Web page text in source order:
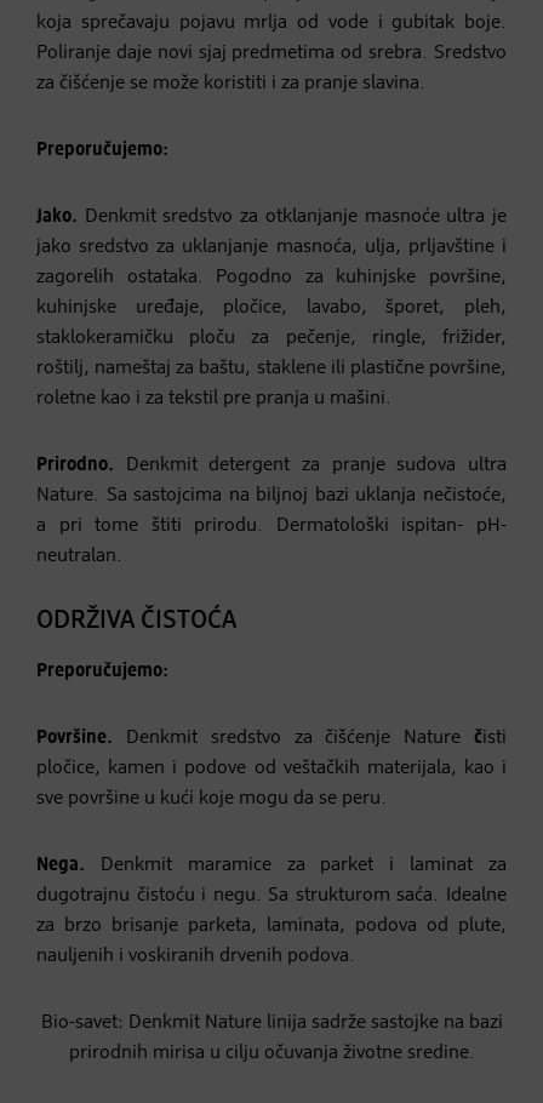
koja sprečavaju pojavu mrlja od vode i gubitak boje.
Poliranje daje novi sjaj predmetima od srebra. Sredstvo
za čišćenje se može koristiti i za pranje slavina.
Preporučujemo:
Jako.
Denkmit sredstvo za otklanjanje masnoće ultra je
jako sredstvo za uklanjanje masnoća, ulja, prljavštine i
zagorelih ostataka. Pogodno za kuhinjske površine,
kuhinjske uređaje, pločice, lavabo, šporet, pleh,
staklokeramičku ploču za pečenje, ringle, frižider,
roštilj, nameštaj za baštu, staklene ili plastične površine,
roletne kao i za tekstil pre pranja u mašini.
Prirodno.
Denkmit detergent za pranje sudova ultra
Nature. Sa sastojcima na biljnoj bazi uklanja nečistoće,
a pri tome štiti prirodu. Dermatološki ispitan- pH-
neutralan.
ODRŽIVA ČISTOĆA
Preporučujemo:
Površine. Denkmit sredstvo za čišćenje Nature čisti
pločice, kamen i podove od veštačkih materijala, kao i
sve površine u kući koje mogu da se peru.
Nega.
Denkmit maramice za parket i laminat za
dugotrajnu čistoću i negu. Sa strukturom saća. Idealne
za brzo brisanje parketa, laminata, podova od plute,
nauljenih i voskiranih drvenih podova.
Bio-savet: Denkmit Nature linija sadrže sastojke na bazi
prirodnih mirisa u cilju očuvanja životne sredine.